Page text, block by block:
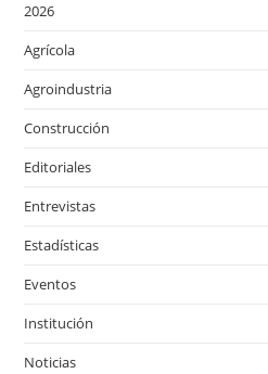
2026
Agrícola
Agroindustria
Construcción
Editoriales
Entrevistas
Estadísticas
Eventos
Institución
Noticias